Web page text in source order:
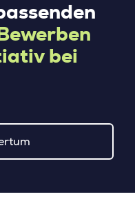
Bewerben
bei